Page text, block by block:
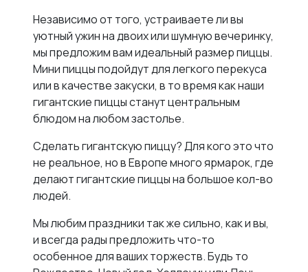
Независимо от того, устраиваете ли вы
уютный ужин на двоих или шумную вечеринку,
мы предложим вам идеальный размер пиццы.
Мини пиццы подойдут для легкого перекуса
или в качестве закуски, в то время как наши
гигантские пиццы станут центральным
блюдом на любом застолье.
Сделать гигантскую пиццу? Для кого это что
не реальное, но в Европе много ярмарок, где
делают гигантские пиццы на большое кол-во
людей.
Мы любим праздники так же сильно, как и вы,
и всегда рады предложить что-то
особенное для ваших торжеств. Будь то